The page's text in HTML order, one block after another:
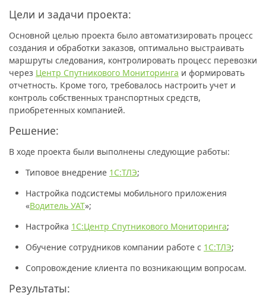
Цели и задачи проекта:
Основной целью проекта было автоматизировать процесс
создания и обработки заказов, оптимально выстраивать
маршруты следования, контролировать процесс перевозки
через Центр Спутникового Мониторинга и формировать
отчетность. Кроме того, требовалось настроить учет и
контроль собственных транспортных средств,
приобретенных компанией.
Решение:
В ходе проекта были выполнены следующие работы:
Типовое внедрение 1С:ТЛЭ;
Настройка подсистемы мобильного приложения
«Водитель УАТ»;
Настройка 1С:Центр Спутникового Мониторинга;
Обучение сотрудников компании работе с 1С:ТЛЭ;
Сопровождение клиента по возникающим вопросам.
Результаты: